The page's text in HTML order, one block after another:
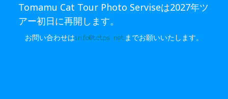
Tomamu Cat Tour Photo Serviseは2027年ツ
アー初日に再開します。
お問い合わせはinfo@tctps.net までお願いいたします。